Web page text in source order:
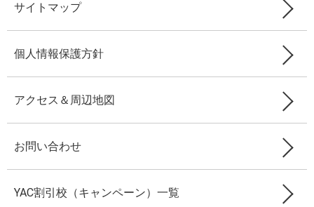
サイトマップ
個人情報保護方針
アクセス＆周辺地図
お問い合わせ
YAC割引校（キャンペーン）一覧